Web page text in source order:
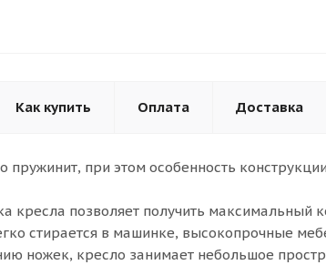
Как купить Оплата Доставка
пружинит, при этом особенность
кресла позволяет получить
стирается в машинке, высокопрочные
ножек, кресло занимает небольшое